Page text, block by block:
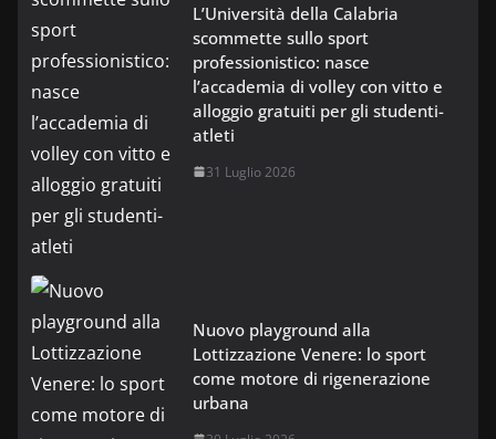
L’Università della Calabria
scommette sullo sport
professionistico: nasce
l’accademia di volley con vitto e
alloggio gratuiti per gli studenti-
atleti
31 Luglio 2026
Nuovo playground alla
Lottizzazione Venere: lo sport
come motore di rigenerazione
urbana